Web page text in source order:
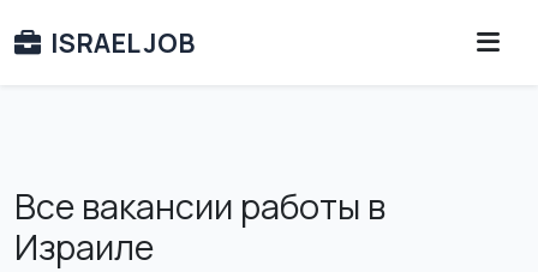
ISRAEL JOB
Все вакансии работы в
Израиле